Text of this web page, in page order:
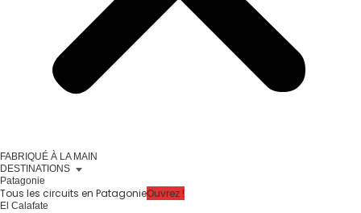
FABRIQUÉ À LA MAIN
DESTINATIONS
Patagonie
Tous les circuits en PatagonieOuvrez !
El Calafate